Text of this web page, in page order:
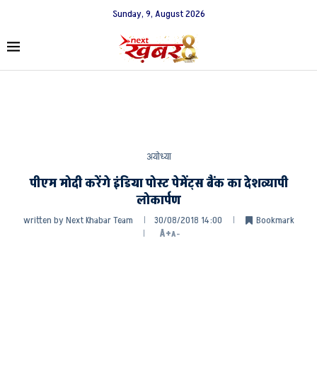
Sunday, 9, August 2026
अयोध्या
पीएम मोदी करेंगे इंडिया पोस्ट पेमेंट्स बैंक का देशव्यापी
लोकार्पण
written byNext Khabar Team 30/08/2018 14:00
Bookmark
A+A-